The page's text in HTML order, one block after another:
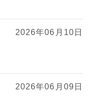
2026年06月10日
2026年06月09日